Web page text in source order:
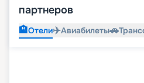
партнеров
🏨Отели✈️Авиабилеты🚗